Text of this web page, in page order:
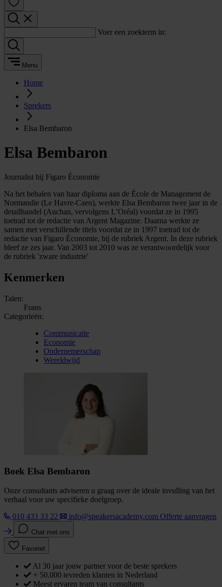
Voer een zoekterm in:
Menu
Home
Sprekers
Elsa Bembaron
Elsa Bembaron
Journalist bij Figaro Économie
Na het behalen van haar diploma aan de École de Management de
Normandie (Le Havre-Caen), werkte Elsa Bembaron twee jaar in de
detailhandel (Auchan, vervolgens L’Oréal) voordat ze in 1995
toetrad tot de redactie van Argent Magazine. Daarna werkte ze
samen met verschillende titels voordat ze in 1997 toetrad tot de
redactie van Figaro Économie, bij de rubriek Argent. In deze rubriek
bleef ze zes jaar. Van 2003 tot 2010 was ze verantwoordelijk voor
de rubriek 'zware industrie'
Kenmerken
Talen:
Frans
Categorieën:
Communicatie
Economie
Ondernemerschap
Wereldwijd
Boek Elsa Bembaron
Onze consultants adviseren u graag over de ideale invulling van het
verhaal voor uw specifieke doelgroep.
010 433 33 22
info@speakersacademy.com Offerte aanvragen
Chat met ons
Favoriet
Al 30 jaar jouw partner voor de beste sprekers
+ 50.000 tevreden klanten in Nederland
Meest ervaren team van consultants